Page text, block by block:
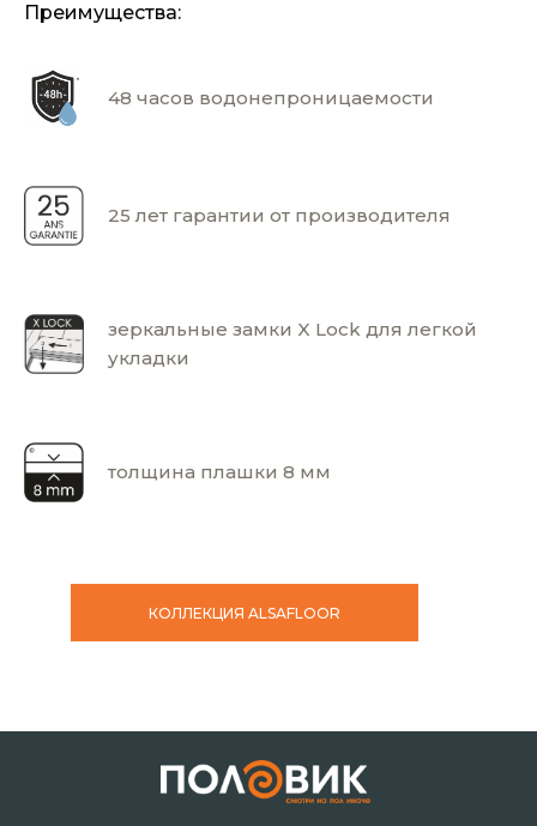
Преимущества:
48 часов водонепроницаемости
25 лет гарантии от производителя
зеркальные замки X Lock для легкой
укладки
толщина плашки 8 мм
КОЛЛЕКЦИЯ ALSAFLOOR